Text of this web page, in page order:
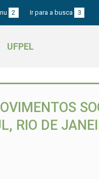
2 Ir para a busca 3
UFPEL
RIO DE